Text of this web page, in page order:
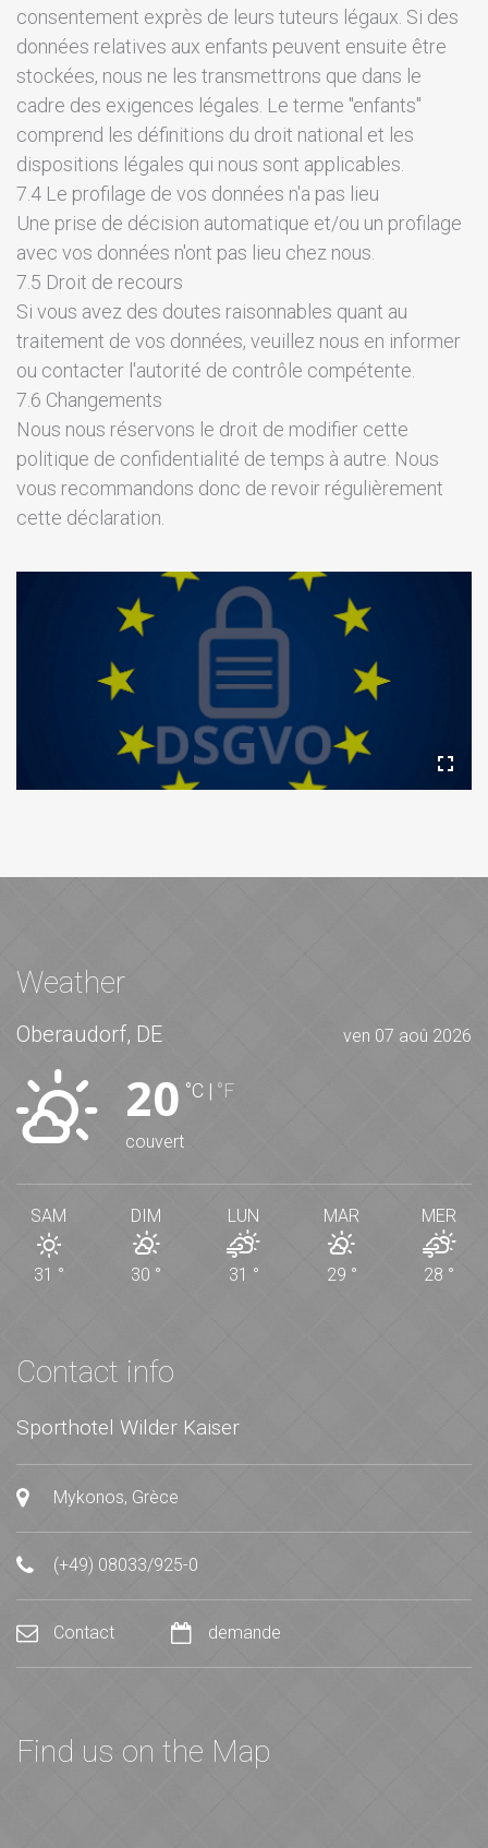
consentement exprès de leurs tuteurs légaux. Si des
données relatives aux enfants peuvent ensuite être
stockées, nous ne les transmettrons que dans le
cadre des exigences légales. Le terme "enfants"
comprend les définitions du droit national et les
dispositions légales qui nous sont applicables.
7.4 Le profilage de vos données n'a pas lieu
Une prise de décision automatique et/ou un profilage
avec vos données n'ont pas lieu chez nous.
7.5 Droit de recours
Si vous avez des doutes raisonnables quant au
traitement de vos données, veuillez nous en informer
ou contacter l'autorité de contrôle compétente.
7.6 Changements
Nous nous réservons le droit de modifier cette
politique de confidentialité de temps à autre. Nous
vous recommandons donc de revoir régulièrement
cette déclaration.
Weather
Oberaudorf, DE ven 07 aoû 2026
20 °C | °F
couvert
SAM
31 °
DIM
30 °
LUN
31 °
MAR
29 °
MER
28 °
Contact info
Sporthotel Wilder Kaiser
Mykonos, Grèce
(+49) 08033/925-0
Contact demande
Find us on the Map